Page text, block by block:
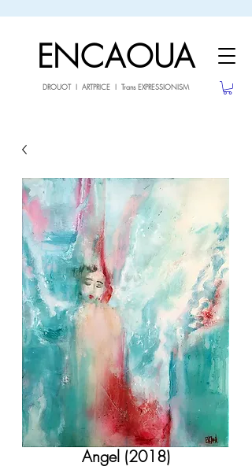
ENCAOUA
DROUOT I ARTPRICE I Trans EXPRESSIONISM
Angel (2018)